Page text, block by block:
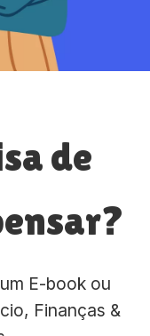
de
E-book ou
Finanças &